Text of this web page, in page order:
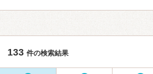
133 件の検索結果